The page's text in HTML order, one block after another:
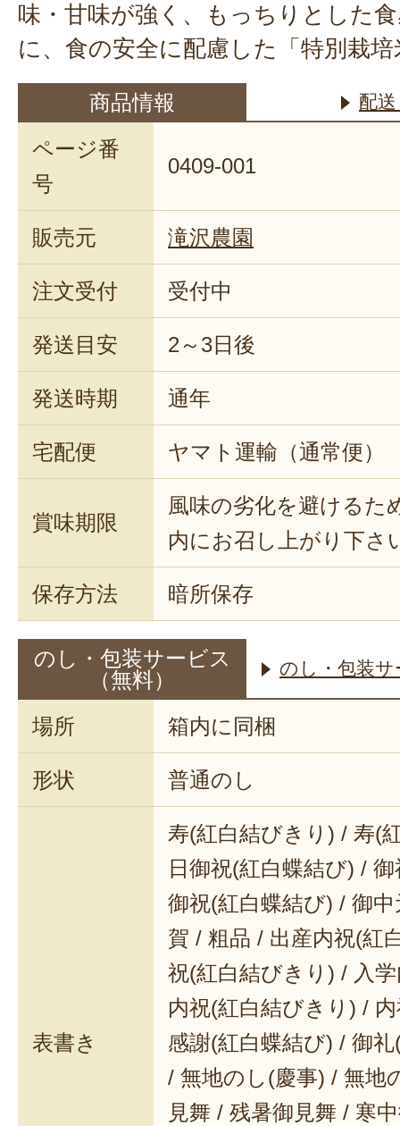
味・甘味が強く、もっちりとした
に、食の安全に配慮した「特別栽
商品情報 配
ページ番
号
0409-001
販売元 滝沢農園
注文受付 受付中
発送目安 2～3日後
発送時期 通年
宅配便 ヤマト運輸（通常便）
賞味期限
風味の劣化を避けるた
内にお召し上がり下さ
保存方法 暗所保存
のし・包装サービス
（無料）
のし・包装
場所 箱内に同梱
形状 普通のし
表書き
寿(紅白結びきり) / 寿(
日御祝(紅白蝶結び) /
御祝(紅白蝶結び) / 御
賀 / 粗品 / 出産内祝(紅
祝(紅白結びきり) / 入
内祝(紅白結びきり) /
感謝(紅白蝶結び) / 御
/ 無地のし(慶事) / 無地
見舞 / 残暑御見舞 / 寒